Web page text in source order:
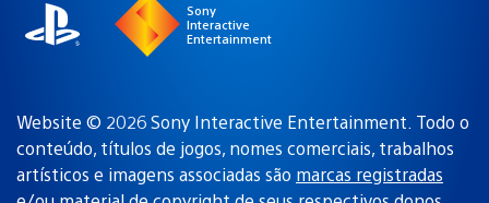
Sony
Interactive
Entertainment
Website © 2026 Sony Interactive Entertainment. Todo o
conteúdo, títulos de jogos, nomes comerciais, trabalhos
artísticos e imagens associadas são marcas registradas